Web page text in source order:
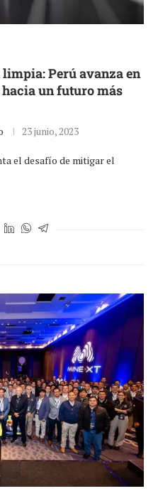
Perú avanza en
un futuro más
23 junio, 2023
el desafío de mitigar el